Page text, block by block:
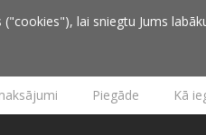
lai sniegtu Jums
Piegāde Kā